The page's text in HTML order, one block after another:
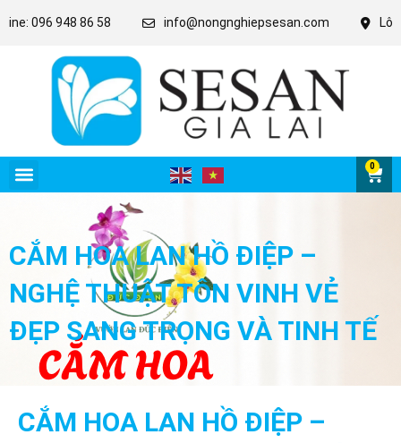
948 86 58 info@nongnghiepsesan.com Lô C27 -
0
CẮM HOA LAN HỒ ĐIỆP –
NGHỆ THUẬT TÔN VINH VẺ
ĐẸP SANG TRỌNG VÀ TINH TẾ
CẮM HOA LAN HỒ ĐIỆP –